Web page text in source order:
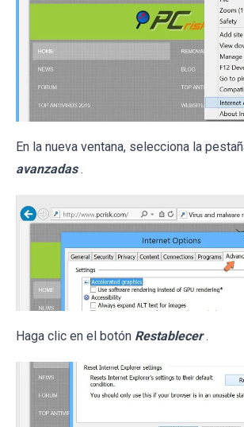
En la nueva ventana, selecciona la
avanzadas .
Haga clic en el botón Restablecer .